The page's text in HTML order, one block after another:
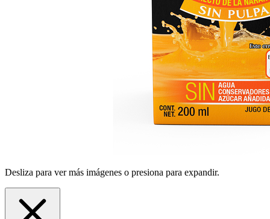
Desliza para ver más imágenes o presiona para expandir.